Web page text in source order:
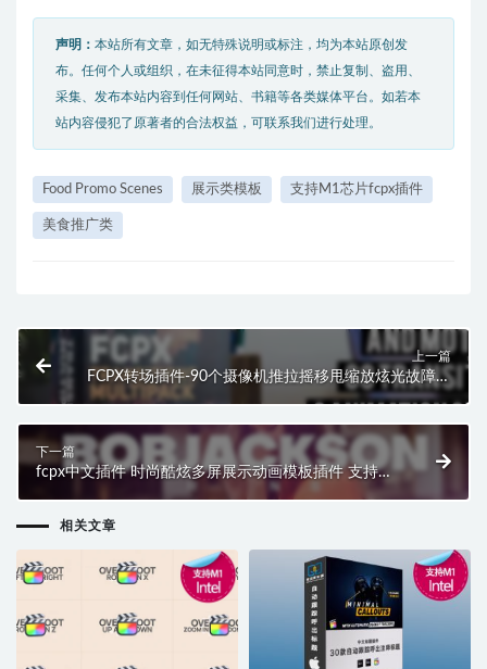
声明： 本站所有文章，如无特殊说明或标注，均为本站原创发
布。任何个人或组织，在未征得本站同意时，禁止复制、盗用、
采集、发布本站内容到任何网站、书籍等各类媒体平台。如若本
站内容侵犯了原著者的合法权益，可联系我们进行处理。
Food Promo Scenes 展示类模板 支持M1芯片fcpx插件
美食推广类
上一篇
FCPX转场插件-90个摄像机推拉摇移甩缩放炫光故障动
态转场V2
下一篇
fcpx中文插件 时尚酷炫多屏展示动画模板插件 支持M1
相关文章